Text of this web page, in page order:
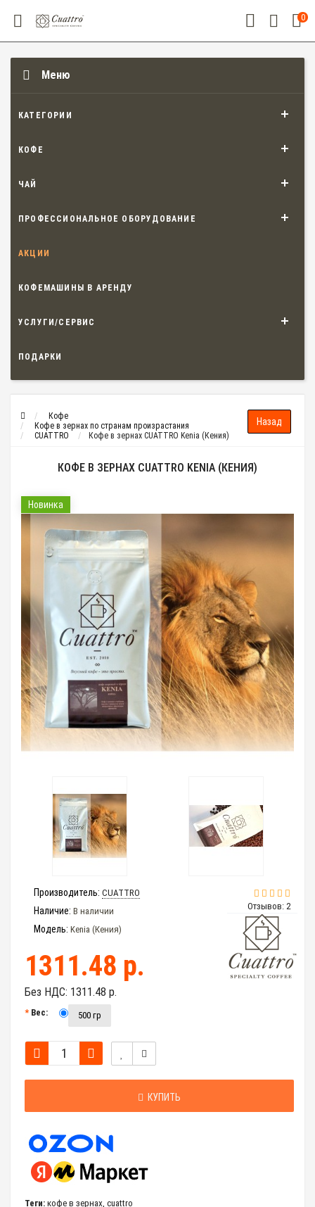
0
Меню
КАТЕГОРИИ
КОФЕ
ЧАЙ
ПРОФЕССИОНАЛЬНОЕ ОБОРУДОВАНИЕ
АКЦИИ
КОФЕМАШИНЫ В АРЕНДУ
УСЛУГИ/СЕРВИС
ПОДАРКИ
Кофе
Кофе в зернах по странам произрастания
CUATTRO
Кофе в зернах CUATTRO Kenia (Кения)
КОФЕ В ЗЕРНАХ CUATTRO KENIA (КЕНИЯ)
Новинка
Отзывов: 2
Производитель: CUATTRO
Наличие: В наличии
Модель: Kenia (Кения)
1311.48 р.
Без НДС: 1311.48 р.
Вес: 500 гр
КУПИТЬ
Теги: кофе в зернах, cuattro